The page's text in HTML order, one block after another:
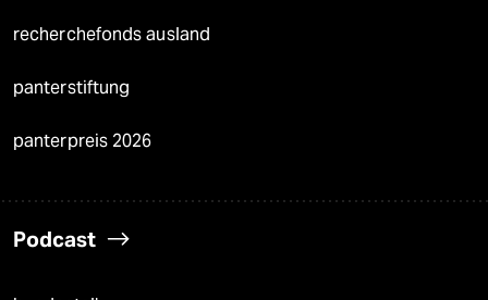
recherchefonds ausland
panterstiftung
panterpreis 2026
Podcast